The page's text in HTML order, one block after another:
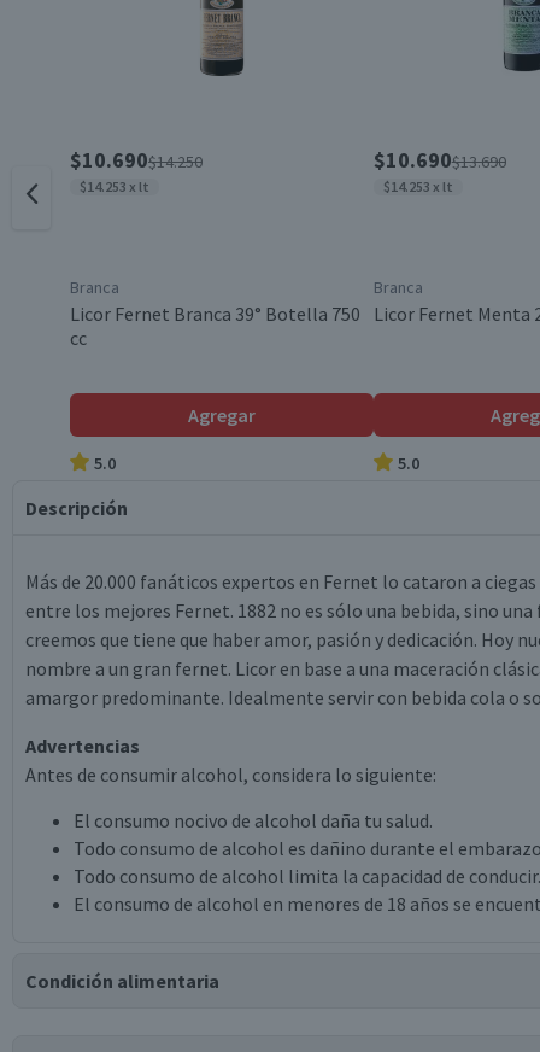
$10.690$14.250
$14.253 x lt
Branca
Licor Fernet Branca 39° Botella 750
cc
Agregar
5.0
$10.690$13.690
$14.253 x lt
Branca
Licor Fernet Menta
5.0
Descripción
Más de 20.000 fanáticos expertos en Fernet lo cataron a
entre los mejores Fernet. 1882 no es sólo una bebida, sino
creemos que tiene que haber amor, pasión y dedicación. Hoy
nombre a un gran fernet. Licor en base a una maceración
amargor predominante. Idealmente servir con bebida cola o
Advertencias
Antes de consumir alcohol, considera lo siguiente:
El consumo nocivo de alcohol daña tu salud.
Todo consumo de alcohol es dañino durante el
Todo consumo de alcohol limita la capacidad de conducir.
El consumo de alcohol en menores de 18 años se
Condición alimentaria